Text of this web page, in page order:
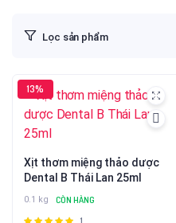
Lọc sản phẩm
13%
Xịt thơm miệng thảo dược
Dental B Thái Lan 25ml
0.1 kg CÒN HÀNG
Được